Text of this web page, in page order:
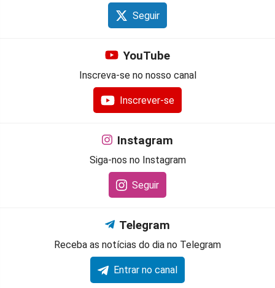
Seguir
YouTube
Inscreva-se no nosso canal
Inscrever-se
Instagram
Siga-nos no Instagram
Seguir
Telegram
Receba as notícias do dia no Telegram
Entrar no canal